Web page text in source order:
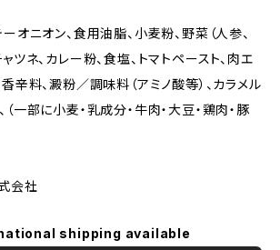
オニオン、食用油脂、小麦粉、野菜（人参、
ャツネ、カレー粉、食塩、トマトペースト、肉エ
香辛料、澱粉／調味料（アミノ酸等）、カラメル
（一部に小麦・乳成分・牛肉・大豆・鶏肉・豚
会社
shipping available